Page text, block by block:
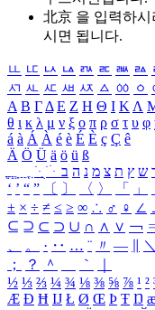
北京 을 입력하시
시면 됩니다.
ㅥ ㅦ ㅧ ㅨ ㅩ ㅪ ㅫ ㅬ
ㅺ ㅻ ㅼ ㅽ ㅾ ㅿ ㆀ ㆁ
Α Β ΓΔ Ε Ζ Η Θ Ι ΚΛ
θ ι κ λ μ ν ξ ο π ρ σ τ υ φ
á à Á À é è É È ç Ç ê
Ä Ö Ü ä ö ü ß
ִֶֹ ֻּ ׁׂ ש ץ ת צ מ נ ה ב
‘ ’ “ ” 〔 〕 〈 〉 「 」
± × ÷ ≠ ≤ ≥ ∞ ∴ ♂ ♀ ∠
⊆ ⊇ ⊂ ⊃ ∪ ∩ ∧ ∨ ￢
、
。 · ‥ … ¨ 〃 ― ＼
；
？ ＾ ｀
½ ⅓ ⅔ ¼ ¾ ⅛ ⅜ ⅝ ⅞ ¹ ²
Æ Ð Ħ Ĳ Ł Ø Œ Þ Ŧ Ŋ æ